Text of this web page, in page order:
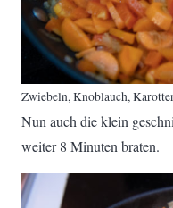
Zwiebeln, Knoblauch,
Nun auch die klein
weiter 8 Minuten braten.